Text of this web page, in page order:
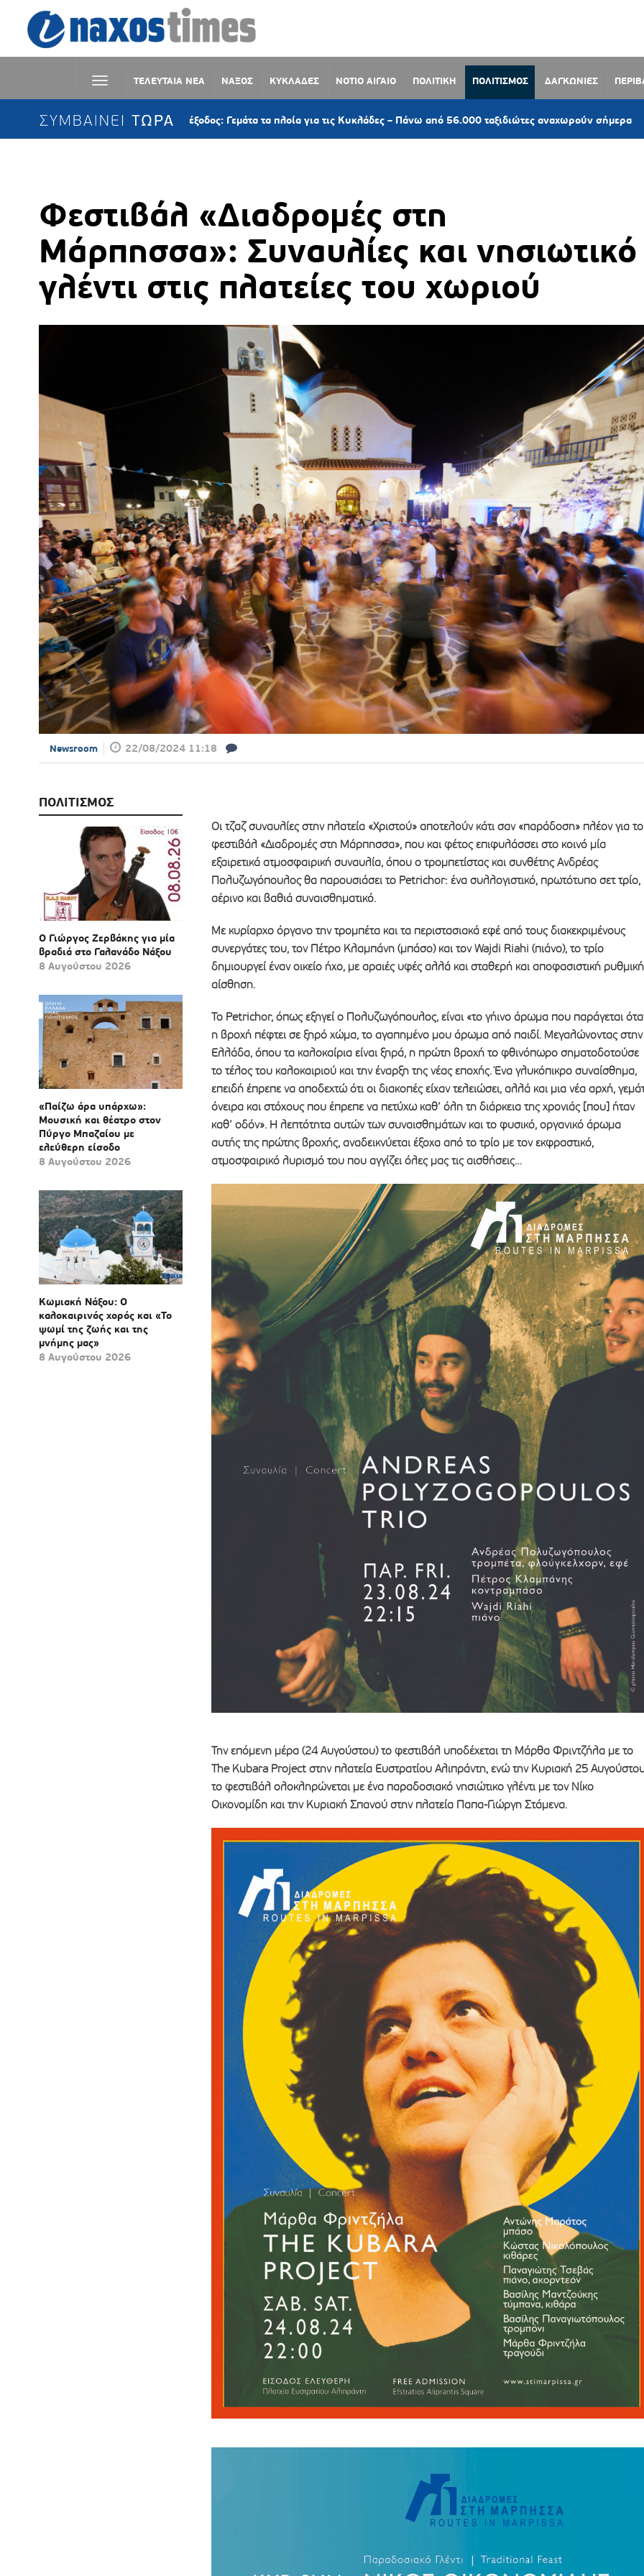
ΤΕΛΕΥΤΑΙΑ ΝΕΑ ΝΑΞΟΣ ΚΥΚΛΑΔΕΣ ΝΟΤΙΟ ΑΙΓΑΙΟ ΠΟΛΙΤΙΚΗ ΠΟΛΙΤΙΣΜΟΣ ΔΑΓΚΩΝΙΕΣ
ΣΥΜΒΑΙΝΕΙ ΤΩΡΑ
Αυγουστιάτικη έξοδος: Γεμάτα τα πλοία για τις Κυκλάδες – Πάνω από 56.000 ταξιδιώτες αναχωρούν σήμερα 15 λεπτά
Φεστιβάλ «Διαδρομές στη
Μάρπησσα»: Συναυλίες και νησιωτικό
γλέντι στις πλατείες του χωριού
Newsroom 22/08/2024 11:18
ΠΟΛΙΤΙΣΜΟΣ
Ο Γιώργος Ζερβάκης για μία
βραδιά στο Γαλανάδο Νάξου
8 Αυγούστου 2026
«Παίζω άρα υπάρχω»:
Μουσική και θέατρο στον
Πύργο Μπαζαίου με
ελεύθερη είσοδο
8 Αυγούστου 2026
Κωμιακή Νάξου: Ο
καλοκαιρινός χορός και «Το
ψωμί της ζωής και της
μνήμης μας»
8 Αυγούστου 2026
Οι τζαζ συναυλίες στην πλατεία «Χριστού» αποτελούν κάτι σαν «παράδοση» πλέον για το
φεστιβάλ «Διαδρομές στη Μάρπησσα», που και φέτος επιφυλάσσει στο κοινό μία
εξαιρετικά ατμοσφαιρική συναυλία, όπου ο τρομπετίστας και συνθέτης Ανδρέας
Πολυζωγόπουλος θα παρουσιάσει το Petrichor: ένα συλλογιστικό, πρωτότυπο σετ τρίο,
αέρινο και βαθιά συναισθηματικό.
Με κυρίαρχο όργανο την τρομπέτα και τα περιστασιακά εφέ από τους διακεκριμένους
συνεργάτες του, τον Πέτρο Κλαμπάνη (μπάσο) και τον Wajdi Riahi (πιάνο), το τρίο
δημιουργεί έναν οικείο ήχο, με αραιές υφές αλλά και σταθερή και αποφασιστική ρυθμική
αίσθηση.
Το Petrichor, όπως εξηγεί ο Πολυζωγόπουλος, είναι «το γήινο άρωμα που παράγεται
η βροχή πέφτει σε ξηρό χώμα, το αγαπημένο μου άρωμα από παιδί. Μεγαλώνοντας στην
Ελλάδα, όπου τα καλοκαίρια είναι ξηρά, η πρώτη βροχή το φθινόπωρο σηματοδοτούσε
το τέλος του καλοκαιριού και την έναρξη της νέας εποχής. Ένα γλυκόπικρο συναίσθημα,
επειδή έπρεπε να αποδεχτώ ότι οι διακοπές είχαν τελειώσει, αλλά και μια νέα αρχή,
όνειρα και στόχους που έπρεπε να πετύχω καθ’ όλη τη διάρκεια της χρονιάς [που] ήταν
καθ’ οδόν». Η λεπτότητα αυτών των συναισθημάτων και το φυσικό, οργανικό άρωμα
αυτής της πρώτης βροχής, αναδεικνύεται έξοχα από το τρίο με τον εκφραστικό,
ατμοσφαιρικό λυρισμό του που αγγίζει όλες μας τις αισθήσεις…
Την επόμενη μέρα (24 Αυγούστου) το φεστιβάλ υποδέχεται τη Μάρθα Φριντζήλα με το
The Kubara Project στην πλατεία Ευστρατίου Αλιπράντη, ενώ την Κυριακή 25
το φεστιβάλ ολοκληρώνεται με ένα παραδοσιακό νησιώτικο γλέντι με τον Νίκο
Οικονομίδη και την Κυριακή Σπανού στην πλατεία Παπα-Γιώργη Στάμενα.